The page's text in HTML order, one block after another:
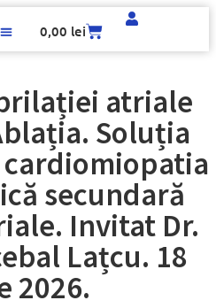
0,00 lei
atriale
Soluția
secundară
Invitat Dr.
Lațcu. 18
2026.